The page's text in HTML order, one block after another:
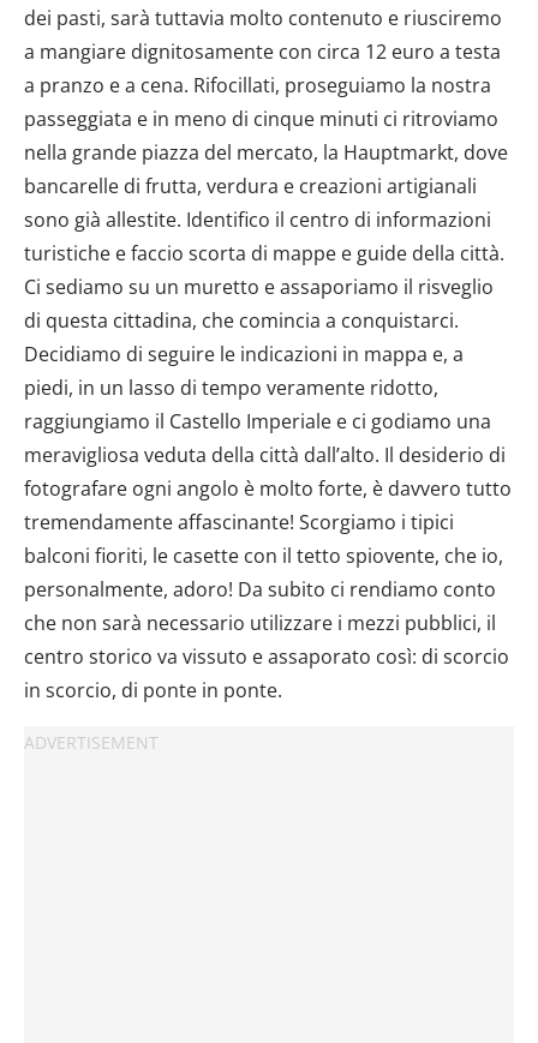
dei pasti, sarà tuttavia molto contenuto e riusciremo
a mangiare dignitosamente con circa 12 euro a testa
a pranzo e a cena. Rifocillati, proseguiamo la nostra
passeggiata e in meno di cinque minuti ci ritroviamo
nella grande piazza del mercato, la Hauptmarkt, dove
bancarelle di frutta, verdura e creazioni artigianali
sono già allestite. Identifico il centro di informazioni
turistiche e faccio scorta di mappe e guide della città.
Ci sediamo su un muretto e assaporiamo il risveglio
di questa cittadina, che comincia a conquistarci.
Decidiamo di seguire le indicazioni in mappa e, a
piedi, in un lasso di tempo veramente ridotto,
raggiungiamo il Castello Imperiale e ci godiamo una
meravigliosa veduta della città dall’alto. Il desiderio di
fotografare ogni angolo è molto forte, è davvero tutto
tremendamente affascinante! Scorgiamo i tipici
balconi fioriti, le casette con il tetto spiovente, che io,
personalmente, adoro! Da subito ci rendiamo conto
che non sarà necessario utilizzare i mezzi pubblici, il
centro storico va vissuto e assaporato così: di scorcio
in scorcio, di ponte in ponte.